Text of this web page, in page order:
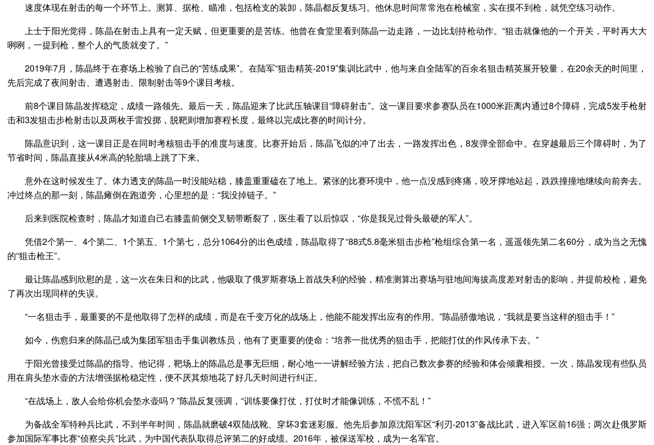
速度体现在射击的每一个环节上。测算、据枪、瞄准，包括枪支的装卸，陈晶都反复练习。他休息时间常常泡在枪械室，实在摸不到枪，就凭空练习动作。
上士于阳光觉得，陈晶在射击上具有一定天赋，但更重要的是苦练。他曾在食堂里看到陈晶一边走路，一边比划持枪动作。“狙击就像他的一个开关，平时再大大
咧咧，一提到枪，整个人的气质就变了。”
2019年7月，陈晶终于在赛场上检验了自己的“苦练成果”。在陆军“狙击精英-2019”集训比武中，他与来自全陆军的百余名狙击精英展开较量，在20余天的时间里，
先后完成了夜间射击、遭遇射击、限制射击等9个课目考核。
前8个课目陈晶发挥稳定，成绩一路领先。最后一天，陈晶迎来了比武压轴课目“障碍射击”。这一课目要求参赛队员在1000米距离内通过8个障碍，完成5发手枪射
击和3发狙击步枪射击以及两枚手雷投掷，脱靶则增加赛程长度，最终以完成比赛的时间计分。
陈晶意识到，这一课目正是在同时考核狙击手的准度与速度。比赛开始后，陈晶飞似的冲了出去，一路发挥出色，8发弹全部命中。在穿越最后三个障碍时，为了
节省时间，陈晶直接从4米高的轮胎墙上跳了下来。
意外在这时候发生了。体力透支的陈晶一时没能站稳，膝盖重重磕在了地上。紧张的比赛环境中，他一点没感到疼痛，咬牙撑地站起，跌跌撞撞地继续向前奔去。
冲过终点的那一刻，陈晶瘫倒在跑道旁，心里想的是：“我没掉链子。”
后来到医院检查时，陈晶才知道自己右膝盖前侧交叉韧带断裂了，医生看了以后惊叹，“你是我见过骨头最硬的军人”。
凭借2个第一、4个第二、1个第五、1个第七，总分1064分的出色成绩，陈晶取得了“88式5.8毫米狙击步枪”枪组综合第一名，遥遥领先第二名60分，成为当之无愧
的“狙击枪王”。
最让陈晶感到欣慰的是，这一次在朱日和的比武，他吸取了俄罗斯赛场上首战失利的经验，精准测算出赛场与驻地间海拔高度差对射击的影响，并提前校枪，避免
了再次出现同样的失误。
“一名狙击手，最重要的不是他取得了怎样的成绩，而是在千变万化的战场上，他能不能发挥出应有的作用。”陈晶骄傲地说，“我就是要当这样的狙击手！”
如今，伤愈归来的陈晶已成为集团军狙击手集训教练员，他有了更重要的使命：“培养一批优秀的狙击手，把能打仗的作风传承下去。”
于阳光曾接受过陈晶的指导。他记得，靶场上的陈晶总是事无巨细，耐心地一一讲解经验方法，把自己数次参赛的经验和体会倾囊相授。一次，陈晶发现有些队员
用在肩头垫水壶的方法增强据枪稳定性，便不厌其烦地花了好几天时间进行纠正。
“在战场上，敌人会给你机会垫水壶吗？”陈晶反复强调，“训练要像打仗，打仗时才能像训练，不慌不乱！”
为备战全军特种兵比武，不到半年时间，陈晶就磨破4双陆战靴、穿坏3套迷彩服。他先后参加原沈阳军区“利刃-2013”备战比武，进入军区前16强；两次赴俄罗斯
参加国际军事比赛“侦察尖兵”比武，为中国代表队取得总评第二的好成绩。2016年，被保送军校，成为一名军官。